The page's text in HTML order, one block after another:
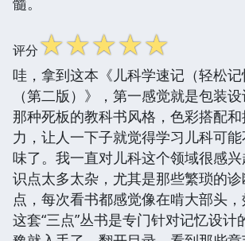
评分☆☆☆☆☆
哇，拿到这本《儿科学速记（轻松记
（第二版）》，第一感觉就是包装
那种死板的教科书风格，色彩搭配
力，让人一下子就觉得学习儿科可
味了。我一直对儿科这个领域很感
识点太多太杂，尤其是那些繁琐的
点，每次看书都感觉像在啃大部头
这套“三点”丛书是专门针对记忆设计